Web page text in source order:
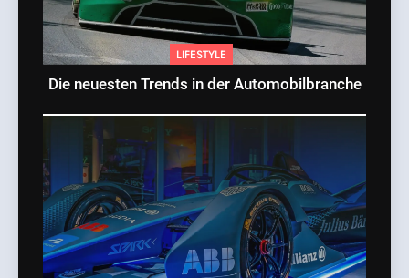
LIFESTYLE
Die neuesten Trends in der Automobilbranche